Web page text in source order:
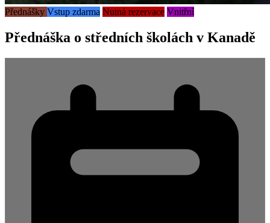
Přednášky Vstup zdarma Nutná rezervace Vnitřní
Přednáška o středních školách v Kanadě